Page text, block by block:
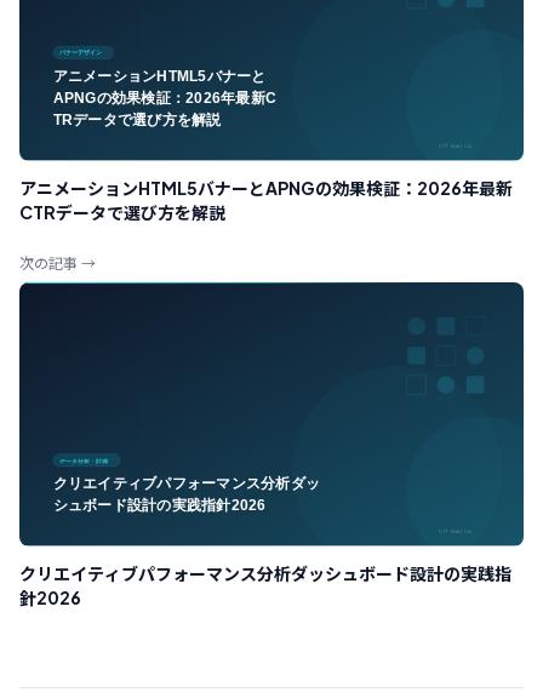
アニメーションHTML5バナーとAPNGの効果検証：2026年最新
CTRデータで選び方を解説
次の記事 →
クリエイティブパフォーマンス分析ダッシュボード設計の実践指
針2026